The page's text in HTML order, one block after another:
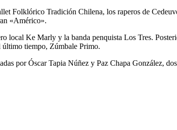
Folklórico Tradición Chilena, los raperos de
«Américo».
local Ke Marly y la banda penquista Los Tres.
último tiempo, Zúmbale Primo.
por Óscar Tapia Núñez y Paz Chapa González,